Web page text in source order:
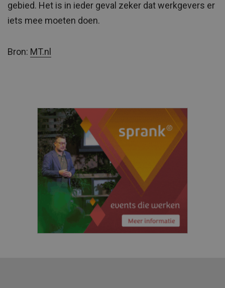
gebied. Het is in ieder geval zeker dat werkgevers er
iets mee moeten doen.
Bron: MT.nl